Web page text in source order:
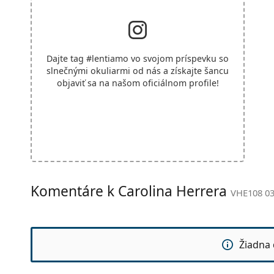
Dajte tag #lentiamo vo svojom príspevku so
slnečnými okuliarmi od nás a získajte šancu
objaviť sa na našom oficiálnom profile!
Komentáre k Carolina Herrera VHE108
Žiadna